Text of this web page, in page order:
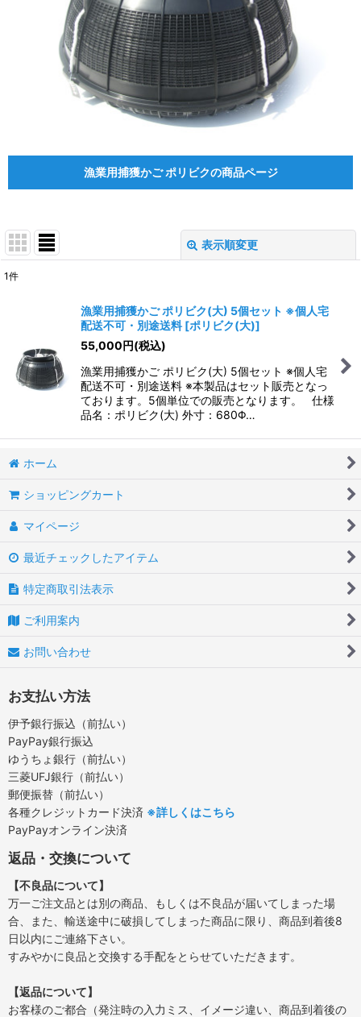
漁業用捕獲かご ポリビクの商品ページ
表示順変更
絞り込む
1件
漁業用捕獲かご ポリビク(大) 5個セット ※個人宅
配送不可・別途送料 [ポリビク(大)]
55,000円(税込)
漁業用捕獲かご ポリビク(大) 5個セット ※個人宅
配送不可・別途送料 ※本製品はセット販売となっ
ております。5個単位での販売となります。 仕様
品名：ポリビク(大) 外寸：680Φ…
ホーム
ショッピングカート
マイページ
最近チェックしたアイテム
特定商取引法表示
ご利用案内
お問い合わせ
お支払い方法
伊予銀行振込（前払い）
PayPay銀行振込
ゆうちょ銀行（前払い）
三菱UFJ銀行（前払い）
郵便振替（前払い）
各種クレジットカード決済 ※詳しくはこちら
PayPayオンライン決済
返品・交換について
【不良品について】
万一ご注文品とは別の商品、もしくは不良品が届いてしまった場
合、また、輸送途中に破損してしまった商品に限り、商品到着後8
日以内にご連絡下さい。
すみやかに良品と交換する手配をとらせていただきます。
【返品について】
お客様のご都合（発注時の入力ミス、イメージ違い、商品到着後の